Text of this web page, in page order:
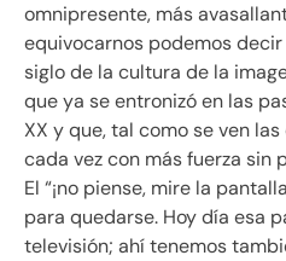
omnipresente, más
equivocarnos podemos decir
siglo de la cultura de la
que ya se entronizó en las
XX y que, tal como se ven
cada vez con más fuerza sin
El “¡no piense, mire la
para quedarse. Hoy día esa
televisión; ahí tenemos